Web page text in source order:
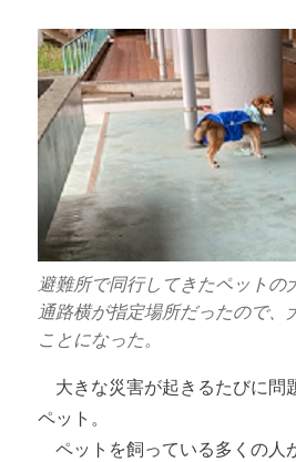
避難所で同行してきたペットの
通路横が指定場所だったので、
ことになった。
大きな災害が起きるたびに問
ペット。
ペットを飼っている多くの人